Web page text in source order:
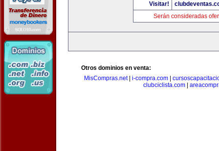
Visitar!
Serán consideradas
Otros dominios en venta:
MisCompras.net| i-compra.com|
clubciclista.com|